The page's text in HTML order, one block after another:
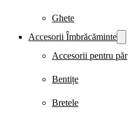
Ghete
Accesorii Îmbrăcăminte
Accesorii pentru păr
Bentițe
Bretele